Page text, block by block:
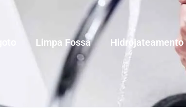
Limpa Fossa
Hidrojateamento